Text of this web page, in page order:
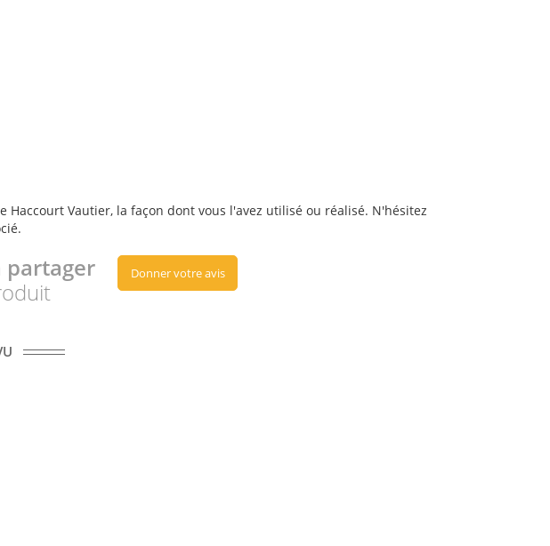
Vautier, la façon dont vous l'avez utilisé ou réalisé. N'hésitez
partager
Donner votre avis